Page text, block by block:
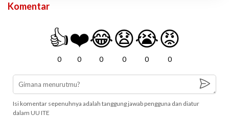
Komentar
👍
0
❤️
0
😂
0
😧
0
😭
0
😡
0
Isi komentar sepenuhnya adalah tanggung jawab pengguna dan diatur
dalam UU ITE